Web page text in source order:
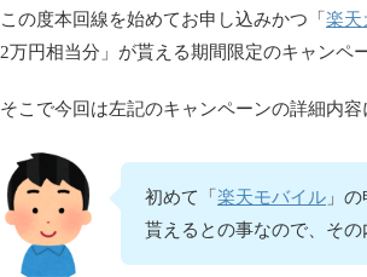
この度本回線を始めてお申し込みかつ「 楽天
2万円相当分」が貰える期間限定のキャンペ
そこで今回は左記のキャンペーンの詳細内
初めて「 楽天モバイル 」
貰えるとの事なので、その